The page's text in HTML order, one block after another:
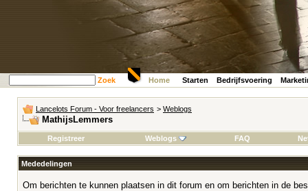
Zoek Home Starten Bedrijfsvoering
Lancelots Forum - Voor freelancers > Weblogs
MathijsLemmers
Registreer Weblogs FAQ
Mededelingen
Om berichten te kunnen plaatsen in dit forum en om berichten in de